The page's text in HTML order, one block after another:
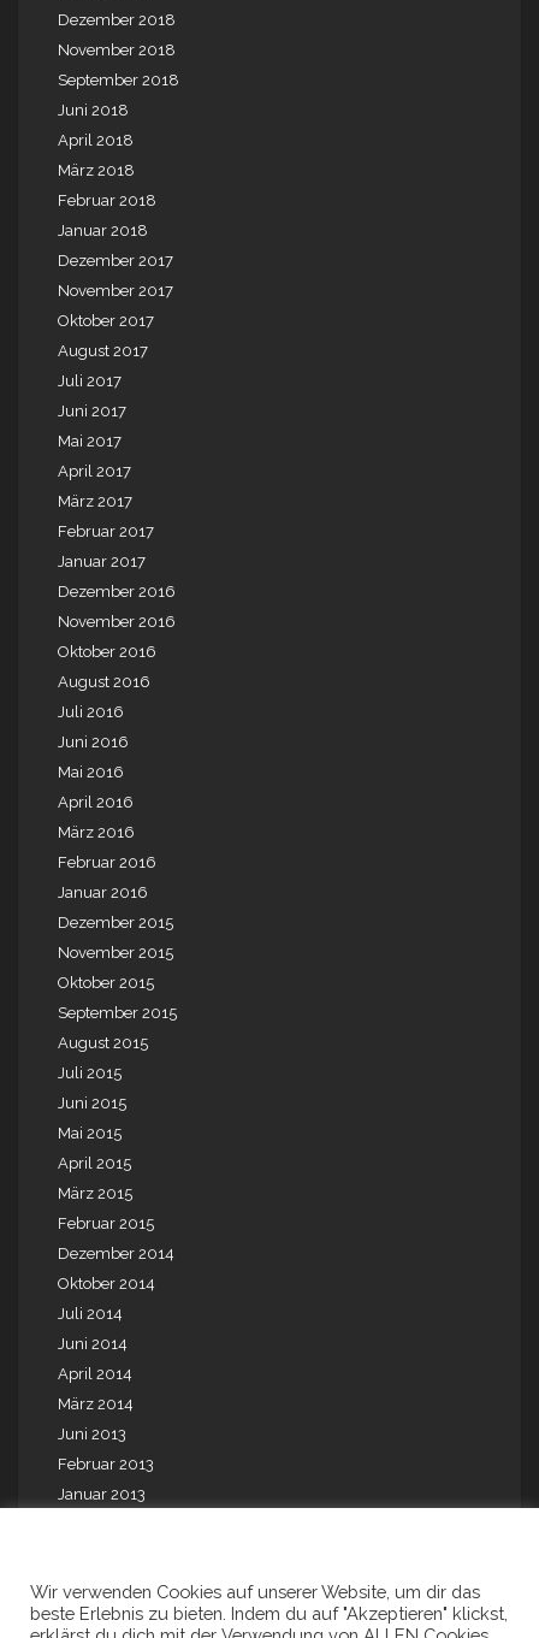
Dezember 2018
November 2018
September 2018
Juni 2018
April 2018
März 2018
Februar 2018
Januar 2018
Dezember 2017
November 2017
Oktober 2017
August 2017
Juli 2017
Juni 2017
Mai 2017
April 2017
März 2017
Februar 2017
Januar 2017
Dezember 2016
November 2016
Oktober 2016
August 2016
Juli 2016
Juni 2016
Mai 2016
April 2016
März 2016
Februar 2016
Januar 2016
Dezember 2015
November 2015
Oktober 2015
September 2015
August 2015
Juli 2015
Juni 2015
Mai 2015
April 2015
März 2015
Februar 2015
Dezember 2014
Oktober 2014
Juli 2014
Juni 2014
April 2014
März 2014
Juni 2013
Februar 2013
Januar 2013
August 2009
Juli 2001
Wir verwenden Cookies auf unserer Website, um dir das
beste Erlebnis zu bieten. Indem du auf "Akzeptieren" klickst,